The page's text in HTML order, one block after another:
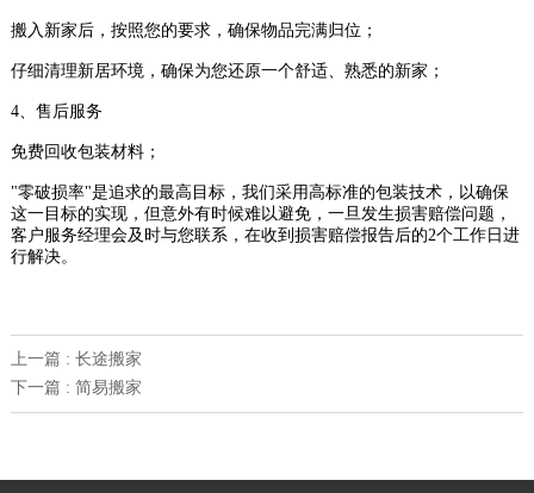
搬入新家后，按照您的要求，确保物品完满归位；
仔细清理新居环境，确保为您还原一个舒适、熟悉的新家；
4、售后服务
免费回收包装材料；
"零破损率"是追求的最高目标，我们采用高标准的包装技术，以确保
这一目标的实现，但意外有时候难以避免，一旦发生损害赔偿问题，
客户服务经理会及时与您联系，在收到损害赔偿报告后的2个工作日进
行解决。
上一篇 : 长途搬家
下一篇 : 简易搬家